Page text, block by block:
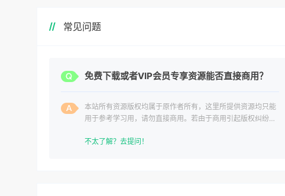
常见问题
免费下载或者VIP会员专享资源能否直接商用？
本站所有资源版权均属于原作者所有，这里所提供资源均只能
用于参考学习用，请勿直接商用。若由于商用引起版权纠纷，
不太了解？去提问！